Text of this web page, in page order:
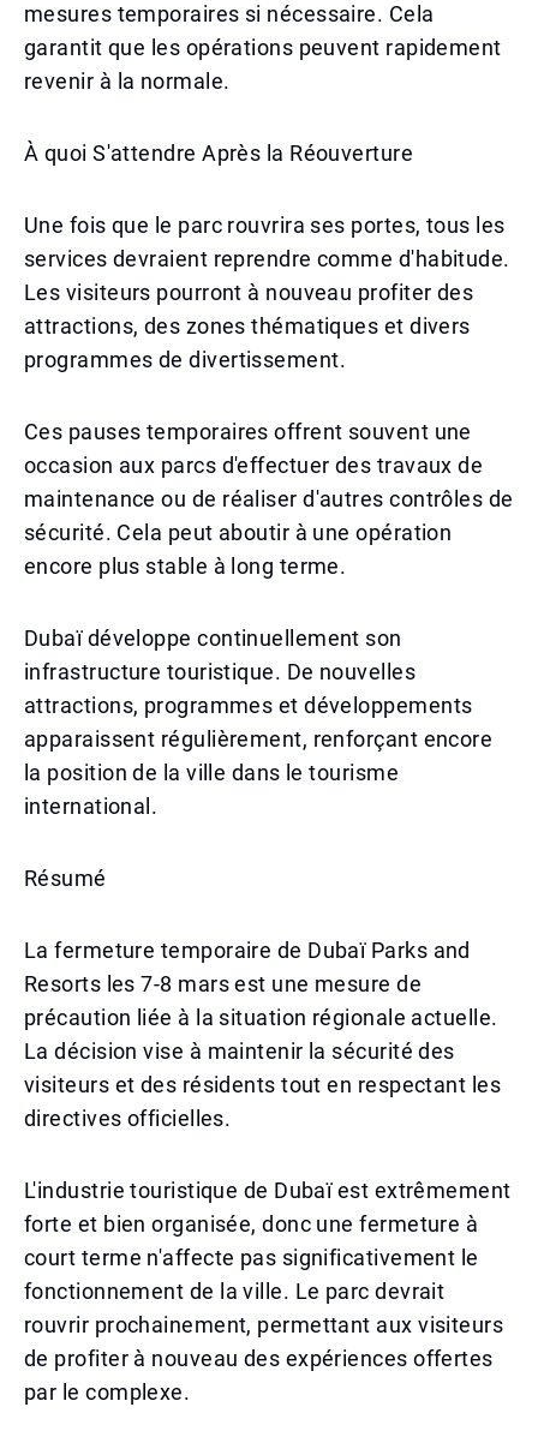
mesures temporaires si nécessaire. Cela
garantit que les opérations peuvent rapidement
revenir à la normale.
À quoi S'attendre Après la Réouverture
Une fois que le parc rouvrira ses portes, tous les
services devraient reprendre comme d'habitude.
Les visiteurs pourront à nouveau profiter des
attractions, des zones thématiques et divers
programmes de divertissement.
Ces pauses temporaires offrent souvent une
occasion aux parcs d'effectuer des travaux de
maintenance ou de réaliser d'autres contrôles de
sécurité. Cela peut aboutir à une opération
encore plus stable à long terme.
Dubaï développe continuellement son
infrastructure touristique. De nouvelles
attractions, programmes et développements
apparaissent régulièrement, renforçant encore
la position de la ville dans le tourisme
international.
Résumé
La fermeture temporaire de Dubaï Parks and
Resorts les 7-8 mars est une mesure de
précaution liée à la situation régionale actuelle.
La décision vise à maintenir la sécurité des
visiteurs et des résidents tout en respectant les
directives officielles.
L'industrie touristique de Dubaï est extrêmement
forte et bien organisée, donc une fermeture à
court terme n'affecte pas significativement le
fonctionnement de la ville. Le parc devrait
rouvrir prochainement, permettant aux visiteurs
de profiter à nouveau des expériences offertes
par le complexe.